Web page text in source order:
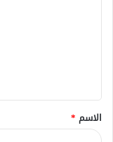
ق
*
الاسم *